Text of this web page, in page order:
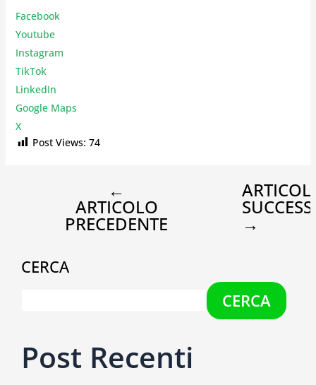
Facebook
Youtube
Instagram
TikTok
LinkedIn
Google Maps
X
Post Views: 74
←
ARTICOLO
PRECEDENTE →
CERCA
CERCA
Post Recenti